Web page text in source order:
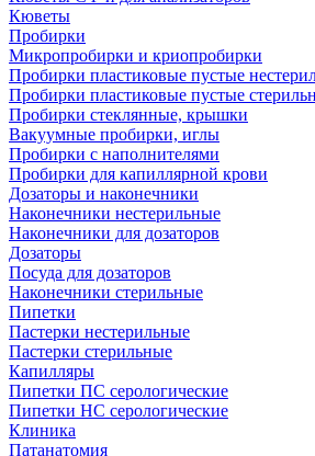
Кюветы
Пробирки
Микропробирки и криопробирки
Пробирки пластиковые пустые
Пробирки пластиковые пустые
Пробирки стеклянные, крышки
Вакуумные пробирки, иглы
Пробирки с наполнителями
Пробирки для капиллярной крови
Дозаторы и наконечники
Наконечники нестерильные
Наконечники для дозаторов
Дозаторы
Посуда для дозаторов
Наконечники стерильные
Пипетки
Пастерки нестерильные
Пастерки стерильные
Капилляры
Пипетки ПС серологические
Пипетки НС серологические
Клиника
Патанатомия